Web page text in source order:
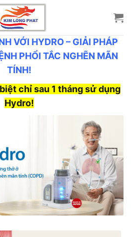
VỚI HYDRO – GIẢI PHÁP
PHỔI TẮC NGHẼN MÃN
TÍNH!
chỉ sau 1 tháng sử dụng
Hydro!